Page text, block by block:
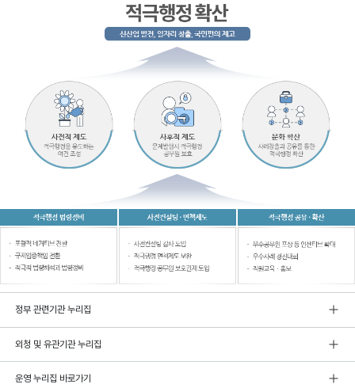
정부 관련기관 누리집
외청 및 유관기관 누리집
운영 누리집 바로가기